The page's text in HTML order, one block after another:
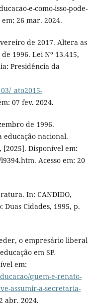
e-como-isso-pode-
26 mar. 2024.
de 2017. Altera as
1996. Lei Nº 13.415,
Presidência da
_ato2015-
07 fev. 2024.
de 1996.
educação nacional.
[2025]. Disponível em:
Acesso em: 20
In: CANDIDO,
Duas Cidades, 1995, p.
o empresário liberal
em SP.
em:
quem-e-renato-
assumir-a-secretaria-
abr. 2024.